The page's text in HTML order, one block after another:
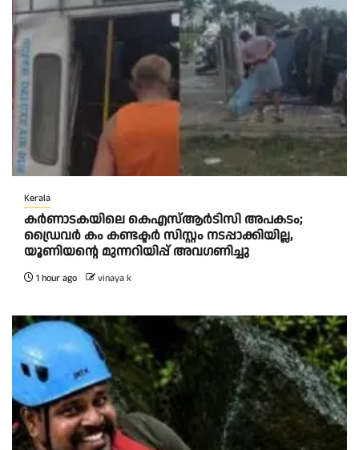
Kerala
കര്‍ണാടകയിലെ കെഎസ്ആര്‍ടിസി അപകടം;
ഡ്രൈവര്‍ കം കണ്ടക്ടര്‍ സിസ്റ്റം നടപ്പാക്കിയില്ല,
യൂണിയന്റെ മുന്നറിയിപ്പ് അവഗണിച്ചു
1 hour ago vinaya k